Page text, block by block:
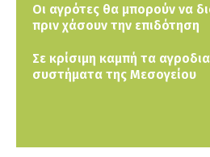
Οι αγρότες θα μπορούν να
πριν χάσουν την επιδότηση
Σε κρίσιμη καμπή τα
συστήματα της Μεσογείου